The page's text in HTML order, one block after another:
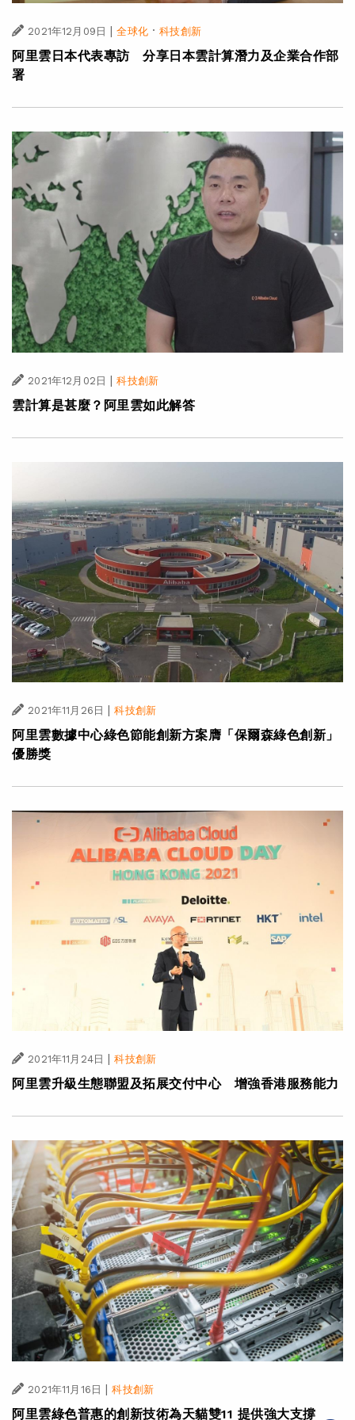
2021年12月09日 | 全球化·科技創新
阿里雲日本代表專訪 分享日本雲計算潛力及企業合作部
署
2021年12月02日 | 科技創新
雲計算是甚麼？阿里雲如此解答
2021年11月26日 | 科技創新
阿里雲數據中心綠色節能創新方案膺「保爾森綠色創新」
優勝獎
2021年11月24日 科技創新
阿里雲升級生態聯盟及拓展交付中心 增強香港服務能力
2021年11月16日 | 科技創新
阿里雲綠色普惠的創新技術為天貓雙11 提供強大支撐